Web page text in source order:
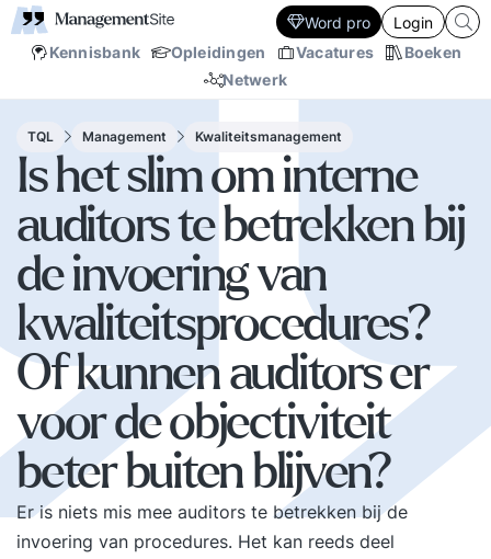
Kennisbank Opleidingen Vacatures
Boeken
Netwerk
Word pro Login
TQL Management Kwaliteitsmanagement
Is het slim om interne
auditors te betrekken bij
de invoering van
kwaliteitsprocedures?
Of kunnen auditors er
voor de objectiviteit
beter buiten blijven?
Er is niets mis mee auditors te betrekken bij de
invoering van procedures. Het kan reeds deel